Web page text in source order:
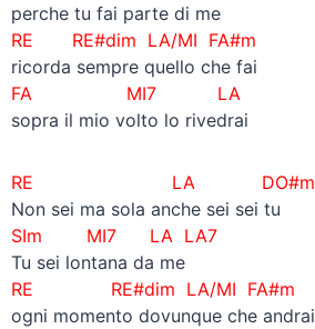
perche tu fai parte di me
RE RE#dim LA/MI FA#m
ricorda sempre quello che fai
FA MI7 LA
sopra il mio volto lo rivedrai
RE LA DO#m
Non sei ma sola anche sei sei tu
SIm MI7 LA LA7
Tu sei lontana da me
RE RE#dim LA/MI FA#m
ogni momento dovunque che andrai